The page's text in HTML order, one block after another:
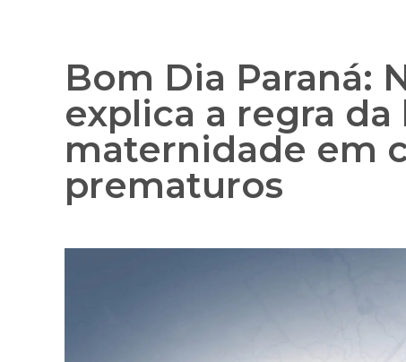
Bom Dia Paraná:
explica a regra da
maternidade em
prematuros